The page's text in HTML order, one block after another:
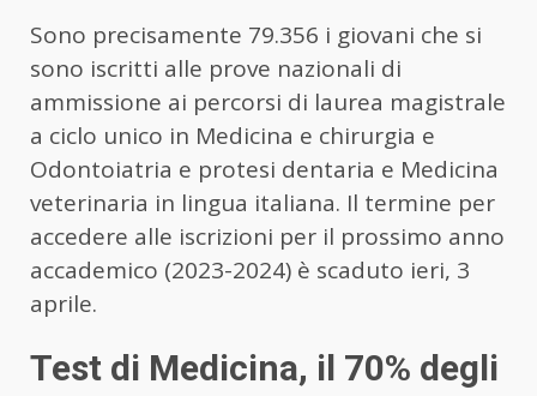
Sono precisamente 79.356 i giovani che si
sono iscritti alle prove nazionali di
ammissione ai percorsi di laurea magistrale
a ciclo unico in Medicina e chirurgia e
Odontoiatria e protesi dentaria e Medicina
veterinaria in lingua italiana. Il termine per
accedere alle iscrizioni per il prossimo anno
accademico (2023-2024) è scaduto ieri, 3
aprile.
Test di Medicina, il 70% degli